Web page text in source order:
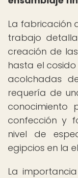
La fabricación
trabajo
creación de
hasta el
acolchadas
requería de
conocimiento
confección y
nivel de
egipcios en la
La